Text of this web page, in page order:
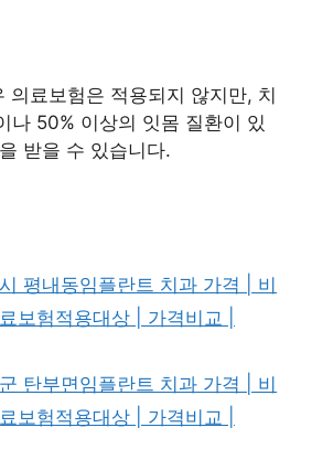
의료보험은 적용되지 않지만, 치
나 50% 이상의 잇몸 질환이 있
받을 수 있습니다.
평내동임플란트 치과 가격 | 비
보험적용대상 | 가격비교 |
탄부면임플란트 치과 가격 | 비
보험적용대상 | 가격비교 |